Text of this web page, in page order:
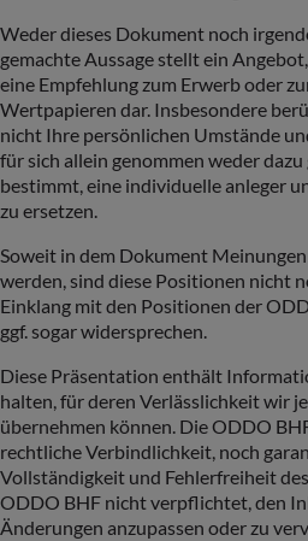
Weder dieses Dokument noch
gemachte Aussage stellt ein
eine Empfehlung zum Erwerb oder
Wertpapieren dar. Insbesondere
nicht Ihre persönlichen Umstände
für sich allein genommen weder
bestimmt, eine individuelle anleger
zu ersetzen.
Soweit in dem Dokument
werden, sind diese Positionen nicht
Einklang mit den Positionen der
ggf. sogar widersprechen.
Diese Präsentation enthält
halten, für deren Verlässlichkeit wir
übernehmen können. Die ODDO
rechtliche Verbindlichkeit, noch
Vollständigkeit und Fehlerfreiheit
ODDO BHF nicht verpflichtet, den
Änderungen anzupassen oder zu